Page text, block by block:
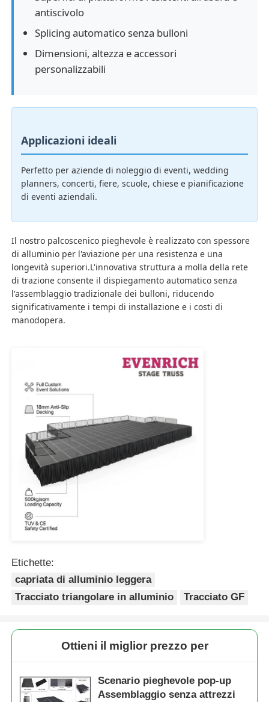
Su di noi
Visita alla fabbrica
Controllo della qualità
Contattaci
Notizie
Casi
Chiedi un preventivo
Tracciato per palchi in alluminio
Bullone in alluminio per traliccio quadrato
Sistema di tralicci in alluminio
Piattaforma per palcoscenico in alluminio
Fabbricazione a strati
Barricate della folla
Truss per illuminazione concerti
Supporto per il display a LED
Caso di volo
Clampo per illuminazione di palcoscenico
antiscivolo
Splicing automatico senza bulloni
Dimensioni, altezza e accessori
personalizzabili
Applicazioni ideali
Perfetto per aziende di noleggio di eventi, wedding
planners, concerti, fiere, scuole, chiese e pianificazione
di eventi aziendali.
Il nostro palcoscenico pieghevole è realizzato con spessore
di alluminio per l'aviazione per una resistenza e una
longevità superiori.L'innovativa struttura a molla della rete
di trazione consente il dispiegamento automatico senza
l'assemblaggio tradizionale dei bulloni, riducendo
significativamente i tempi di installazione e i costi di
manodopera.
Etichette:
capriata di alluminio leggera
Tracciato triangolare in alluminio
Tracciato GF
Ottieni il miglior prezzo per
Scenario pieghevole pop-up
Assemblaggio senza attrezzi